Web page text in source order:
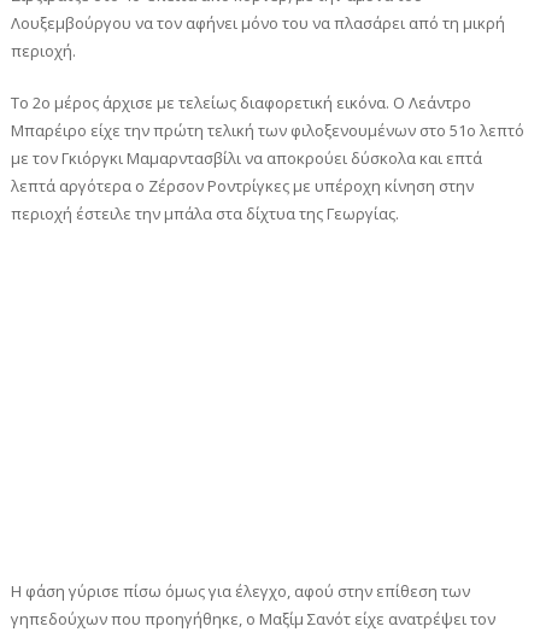
Λουξεμβούργου να τον αφήνει μόνο του να πλασάρει από τη μικρή
περιοχή.
Το 2ο μέρος άρχισε με τελείως διαφορετική εικόνα. Ο Λεάντρο
Μπαρέιρο είχε την πρώτη τελική των φιλοξενουμένων στο 51ο λεπτό
με τον Γκιόργκι Μαμαρντασβίλι να αποκρούει δύσκολα και επτά
λεπτά αργότερα ο Ζέρσον Ροντρίγκες με υπέροχη κίνηση στην
περιοχή έστειλε την μπάλα στα δίχτυα της Γεωργίας.
Η φάση γύρισε πίσω όμως για έλεγχο, αφού στην επίθεση των
γηπεδούχων που προηγήθηκε, ο Μαξίμ Σανότ είχε ανατρέψει τον